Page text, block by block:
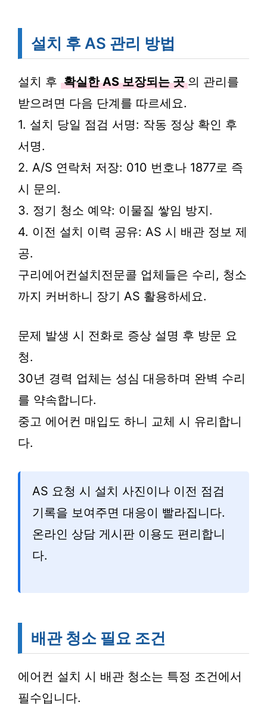
설치 후 AS 관리 방법
설치 후 확실한 AS 보장되는 곳 의 관리를
받으려면 다음 단계를 따르세요.
1. 설치 당일 점검 서명: 작동 정상 확인 후
서명.
2. A/S 연락처 저장: 010 번호나 1877로 즉
시 문의.
3. 정기 청소 예약: 이물질 쌓임 방지.
4. 이전 설치 이력 공유: AS 시 배관 정보 제
공.
구리에어컨설치전문콜 업체들은 수리, 청소
까지 커버하니 장기 AS 활용하세요.
문제 발생 시 전화로 증상 설명 후 방문 요
청.
30년 경력 업체는 성심 대응하며 완벽 수리
를 약속합니다.
중고 에어컨 매입도 하니 교체 시 유리합니
다.
AS 요청 시 설치 사진이나 이전 점검
기록을 보여주면 대응이 빨라집니다.
온라인 상담 게시판 이용도 편리합니
다.
배관 청소 필요 조건
에어컨 설치 시 배관 청소는 특정 조건에서
필수입니다.